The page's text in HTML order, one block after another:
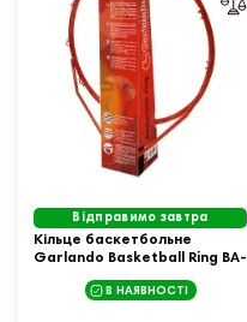
Відправимо завтра
Кільце баскетбольне
Garlando Basketball Ring BA-
В НАЯВНОСТІ